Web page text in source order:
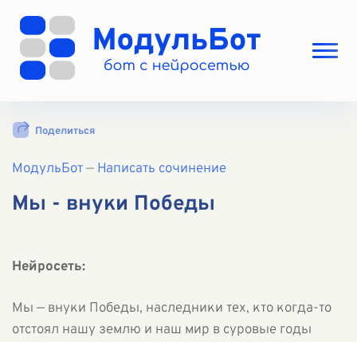
Выбрать режим
Вход
Поделиться
МодульБот— Написать сочинение
Мы - внуки Победы
Нейросеть:
Мы — внуки Победы, наследники тех, кто когда-то
отстоял нашу землю и наш мир в суровые годы